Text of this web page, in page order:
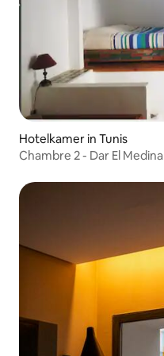
Hotelkamer in Tunis
Chambre 2 - Dar El Medina